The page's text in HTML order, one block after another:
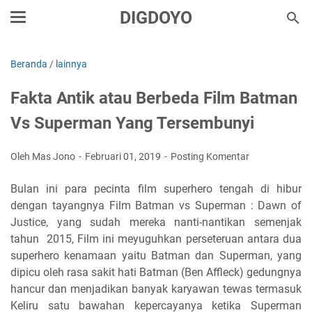
DIGDOYO
Beranda / lainnya
Fakta Antik atau Berbeda Film Batman
Vs Superman Yang Tersembunyi
Oleh Mas Jono Februari 01, 2019 Posting Komentar
Bulan ini para pecinta film superhero tengah di hibur
dengan tayangnya Film Batman vs Superman : Dawn of
Justice, yang sudah mereka nanti-nantikan semenjak
tahun 2015, Film ini meyuguhkan perseteruan antara dua
superhero kenamaan yaitu Batman dan Superman, yang
dipicu oleh rasa sakit hati Batman (Ben Affleck) gedungnya
hancur dan menjadikan banyak karyawan tewas termasuk
Keliru satu bawahan kepercayanya ketika Superman